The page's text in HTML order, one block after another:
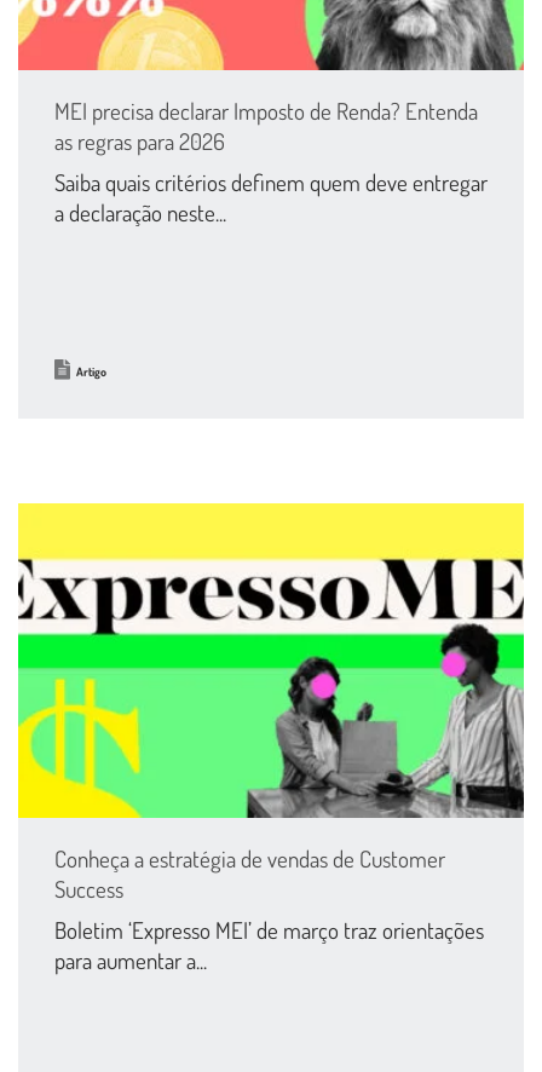
MEI precisa declarar Imposto de Renda? Entenda
as regras para 2026
Saiba quais critérios definem quem deve entregar
a declaração neste...
Artigo
Conheça a estratégia de vendas de Customer
Success
Boletim ‘Expresso MEI’ de março traz orientações
para aumentar a...